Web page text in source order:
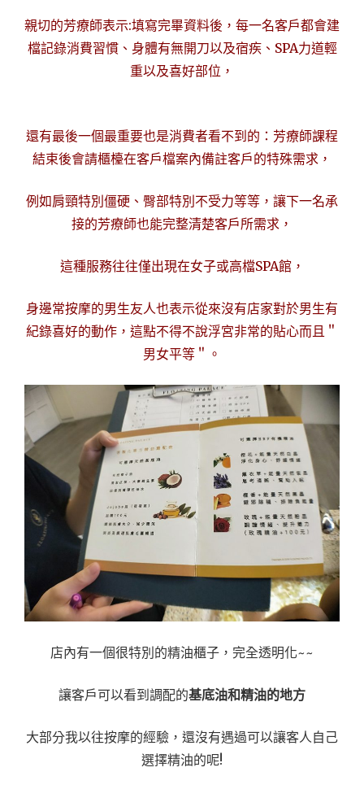
親切的芳療師表示:填寫完畢資料後，每一名客戶都會建
檔記錄消費習慣、身體有無開刀以及宿疾、SPA力道輕
重以及喜好部位，
還有最後一個最重要也是消費者看不到的：芳療師課程
結束後會請櫃檯在客戶檔案內備註客戶的特殊需求，
例如肩頸特別僵硬、臀部特別不受力等等，讓下一名承
接的芳療師也能完整清楚客戶所需求，
這種服務往往僅出現在女子或高檔SPA館，
身邊常按摩的男生友人也表示從來沒有店家對於男生有
紀錄喜好的動作，這點不得不說浮宮非常的貼心而且＂
男女平等＂。
店內有一個很特別的精油櫃子，完全透明化~~
讓客戶可以看到調配的基底油和精油的地方
大部分我以往按摩的經驗，還沒有遇過可以讓客人自己
選擇精油的呢!